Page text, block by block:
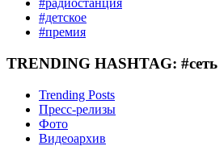
#радиостанция
#детское
#премия
TRENDING HASHTAG: #сеть
Trending Posts
Пресс-релизы
Фото
Видеоархив